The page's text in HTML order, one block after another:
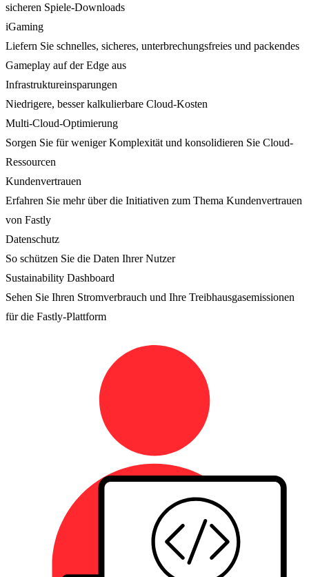
sicheren Spiele-Downloads
iGaming
Liefern Sie schnelles, sicheres, unterbrechungsfreies und packendes
Gameplay auf der Edge aus
Infrastruktureinsparungen
Niedrigere, besser kalkulierbare Cloud-Kosten
Multi-Cloud-Optimierung
Sorgen Sie für weniger Komplexität und konsolidieren Sie Cloud-
Ressourcen
Kundenvertrauen
Erfahren Sie mehr über die Initiativen zum Thema Kundenvertrauen
von Fastly
Datenschutz
So schützen Sie die Daten Ihrer Nutzer
Sustainability Dashboard
Sehen Sie Ihren Stromverbrauch und Ihre Treibhausgasemissionen
für die Fastly-Plattform